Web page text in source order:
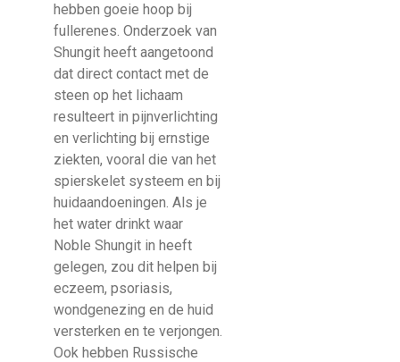
hebben goeie hoop bij
fullerenes. Onderzoek van
Shungit heeft aangetoond
dat direct contact met de
steen op het lichaam
resulteert in pijnverlichting
en verlichting bij ernstige
ziekten, vooral die van het
spierskelet systeem en bij
huidaandoeningen. Als je
het water drinkt waar
Noble Shungit in heeft
gelegen, zou dit helpen bij
eczeem, psoriasis,
wondgenezing en de huid
versterken en te verjongen.
Ook hebben Russische